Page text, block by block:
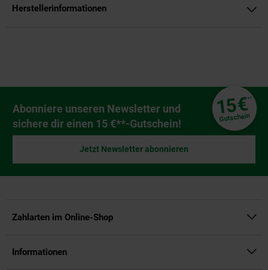
Herstellerinformationen
Newsletter Anmeldung
Abonniere unseren Newsletter und
sichere dir einen 15 €**-Gutschein!
15€**
Gutschein
Jetzt Newsletter abonnieren
Zahlarten im Online-Shop
Informationen